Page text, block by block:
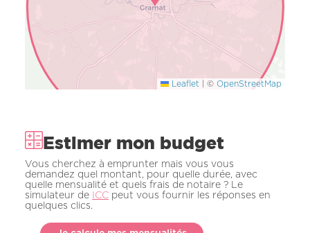
Leaflet © OpenStreetMap
Estimer mon budget
Vous cherchez à emprunter mais vous vous
demandez quel montant, pour quelle durée, avec
quelle mensualité et quels frais de notaire ? Le
simulateur de
ICC peut vous fournir les réponses en
quelques clics.